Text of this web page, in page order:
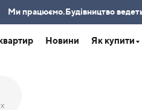
Ми працюємо.Будівництво
Новини Як купити